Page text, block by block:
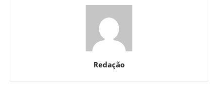
Redação